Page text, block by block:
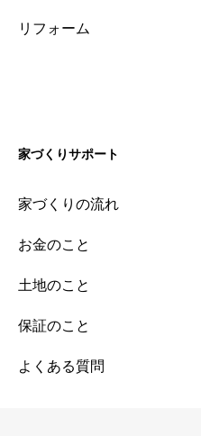
リフォーム
家づくりサポート
家づくりの流れ
お金のこと
土地のこと
保証のこと
よくある質問